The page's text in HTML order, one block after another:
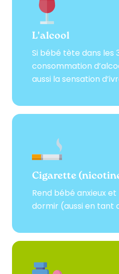
L'alcool
Si bébé tète dans les
consommation
aussi la sensation
Cigarette
Rend bébé anxieux
dormir (aussi en tant